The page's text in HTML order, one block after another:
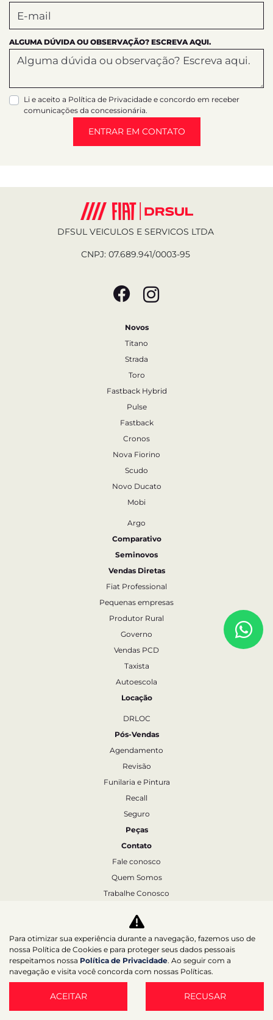
ALGUMA DÚVIDA OU OBSERVAÇÃO? ESCREVA AQUI.
Li e aceito a Política de Privacidade e concordo em receber
comunicações da concessionária.
ENTRAR EM CONTATO
DFSUL VEICULOS E SERVICOS LTDA
CNPJ: 07.689.941/0003-95
Novos
Titano
Strada
Toro
Fastback Hybrid
Pulse
Fastback
Cronos
Nova Fiorino
Scudo
Novo Ducato
Mobi
Argo
Comparativo
Seminovos
Vendas Diretas
Fiat Professional
Pequenas empresas
Produtor Rural
Governo
Vendas PCD
Taxista
Autoescola
Locação
DRLOC
Pós-Vendas
Agendamento
Revisão
Funilaria e Pintura
Recall
Seguro
Peças
Contato
Fale conosco
Quem Somos
Trabalhe Conosco
Agende um test-drive
Política de Privacidade
Desacelere. Seu bem maior é a vida.
Para otimizar sua experiência durante a navegação, fazemos uso de
nossa Política de Cookies e para proteger seus dados pessoais
respeitamos nossa Política de Privacidade. Ao seguir com a
navegação e visita você concorda com nossas Políticas.
ACEITAR RECUSAR